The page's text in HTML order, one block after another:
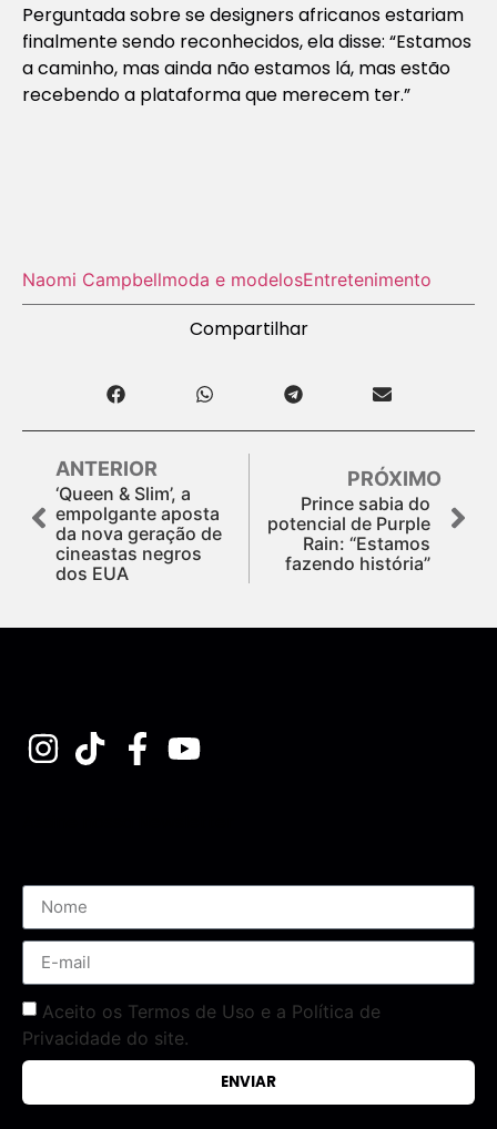
Perguntada sobre se designers africanos estariam
finalmente sendo reconhecidos, ela disse: “Estamos
a caminho, mas ainda não estamos lá, mas estão
recebendo a plataforma que merecem ter.”
Naomi Campbellmoda e modelosEntretenimento
Compartilhar
ANTERIOR
‘Queen & Slim’, a
empolgante aposta
da nova geração de
cineastas negros
dos EUA
PRÓXIMO
Prince sabia do
potencial de Purple
Rain: “Estamos
fazendo história”
Aceito os Termos de Uso e a Política de
Privacidade do site.
ENVIAR